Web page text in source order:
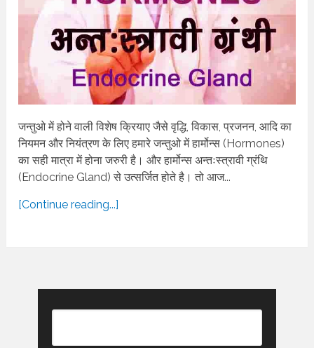
जन्तुओ में होने वाली विशेष क्रियाए जैसे वृद्धि, विकास, प्रजनन, आदि का
नियमन और नियंत्रण के लिए हमारे जन्तुओ में हार्मोन्स (Hormones)
का सही मात्रा में होना जरुरी है। और हार्मोन्स अन्तःस्त्रावी ग्रंथि
(Endocrine Gland) से उत्सर्जित होते है। तो आज...
[Continue reading...]